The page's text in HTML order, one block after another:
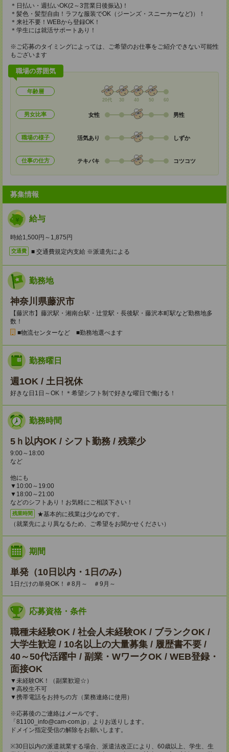
＊日払い・週払いOK(2～3営業日後振込)！
＊髪色・髪型自由！ラフな服装でOK（ジーンズ・スニーカーなど)）！
＊来社不要！WEBから登録OK！
＊学生には就活サポートあり！
※ご応募のタイミングによっては、ご希望のお仕事をご紹介できない可能性
もございます
職場の雰囲気
年齢層
20代 30 40 50 60
男女比率 女性 男性
職場の様子 活気あり しずか
仕事の仕方 テキパキ コツコツ
募集情報
給与
時給1,500円～1,875円
交通費 ■ 交通費規定内支給 ※派遣先による
勤務地
神奈川県藤沢市
【藤沢市】藤沢駅・湘南台駅・辻堂駅・長後駅・藤沢本町駅など勤務地多
数！
■物流センターなど ■勤務地選べます
勤務曜日
週1OK / 土日祝休
好きな日1日～OK！＊希望シフト制で好きな曜日で働ける！
勤務時間
5ｈ以内OK / シフト勤務 / 残業少
9:00～18:00
など
他にも
▼10:00～19:00
▼18:00～21:00
などのシフトあり！お気軽にご相談下さい！
残業時間
★基本的に残業は少なめです。
（就業先により異なるため、ご希望をお聞かせください）
期間
単発（10日以内・1日のみ）
1日だけの単発OK！＃8月～ ＃9月～
応募資格・条件
職種未経験OK / 社会人未経験OK / ブランクOK /
大学生歓迎 / 10名以上の大量募集 / 履歴書不要 /
40～50代活躍中 / 副業・WワークOK / WEB登録・
面接OK
▼未経験OK！（副業歓迎☆）
▼高校生不可
▼携帯電話をお持ちの方（業務連絡に使用）
※応募後のご連絡はメールです。
「81100_info@cam-com.jp」よりお送りします。
ドメイン指定受信の解除をお願いします。
※30日以内の派遣就業する場合、派遣法改正により、60歳以上、学生、生